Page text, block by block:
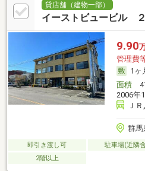
貸店舗（建物一部）
イーストビュービル
9.90
管理費
1ヶ
面積
2006年
Ｊ
群馬
即引き渡し可 駐車場(近隣
2階以上